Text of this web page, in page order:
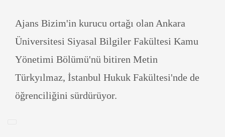
Ajans Bizim'in kurucu ortağı olan Ankara
Üniversitesi Siyasal Bilgiler Fakültesi Kamu
Yönetimi Bölümü'nü bitiren Metin
Türkyılmaz, İstanbul Hukuk Fakültesi'nde de
öğrenciliğini sürdürüyor.